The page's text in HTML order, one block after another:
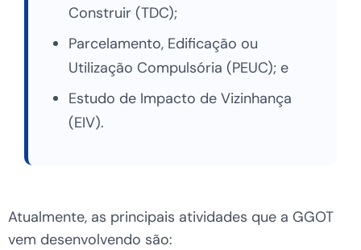
Construir (TDC);
Parcelamento, Edificação ou
Utilização Compulsória (PEUC); e
Estudo de Impacto de Vizinhança
(EIV).
Atualmente, as principais atividades que a GGOT
vem desenvolvendo são: